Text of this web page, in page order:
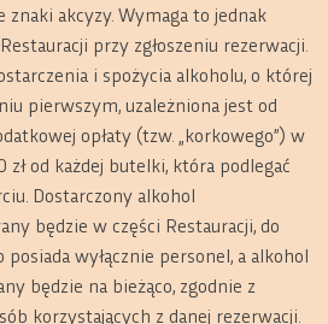
znaki akcyzy. Wymaga to jednak
przy zgłoszeniu rezerwacji.
i spożycia alkoholu, o której
pierwszym, uzależniona jest od
opłaty (tzw. „korkowego”) w
zł od każdej butelki, która podlegać
Dostarczony alkohol
będzie w części Restauracji, do
wyłącznie personel, a alkohol
będzie na bieżąco, zgodnie z
korzystających z danej rezerwacji.